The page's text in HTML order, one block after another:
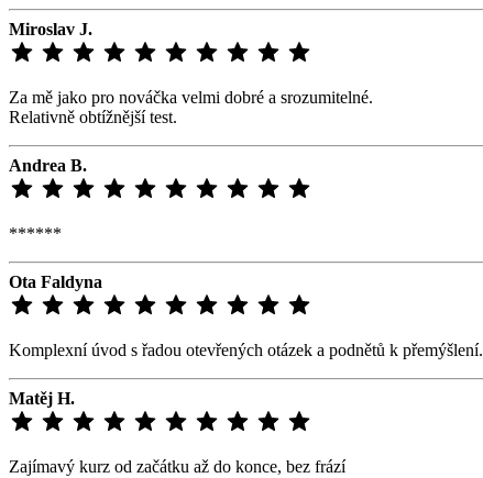
Miroslav J.
Za mě jako pro nováčka velmi dobré a srozumitelné.
Relativně obtížnější test.
Andrea B.
******
Ota Faldyna
Komplexní úvod s řadou otevřených otázek a podnětů k přemýšlení.
Matěj H.
Zajímavý kurz od začátku až do konce, bez frází